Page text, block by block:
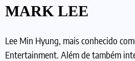
MARK LEE
Lee Min Hyung, mais conhecido
Entertainment. Além de também